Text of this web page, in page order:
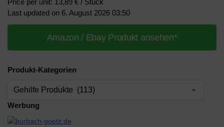
Last updated on 6. August 2026 03:50
Amazon / Ebay Produkt ansehen*
Produkt-Kategorien
Werbung